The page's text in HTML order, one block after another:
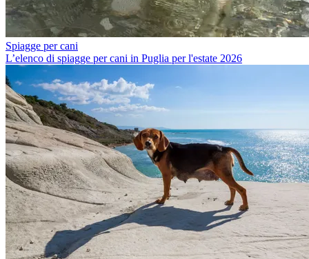
Spiagge per cani
L’elenco di spiagge per cani in Puglia per l'estate 2026